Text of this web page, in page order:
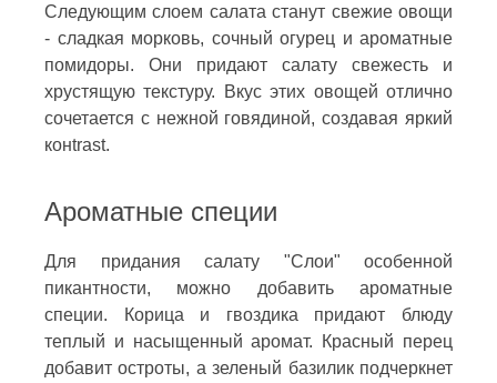
Следующим слоем салата станут свежие овощи
- сладкая морковь, сочный огурец и ароматные
помидоры. Они придают салату свежесть и
хрустящую текстуру. Вкус этих овощей отлично
сочетается с нежной говядиной, создавая яркий
конtrast.
Ароматные специи
Для придания салату "Слои" особенной
пикантности, можно добавить ароматные
специи. Корица и гвоздика придают блюду
теплый и насыщенный аромат. Красный перец
добавит остроты, а зеленый базилик подчеркнет